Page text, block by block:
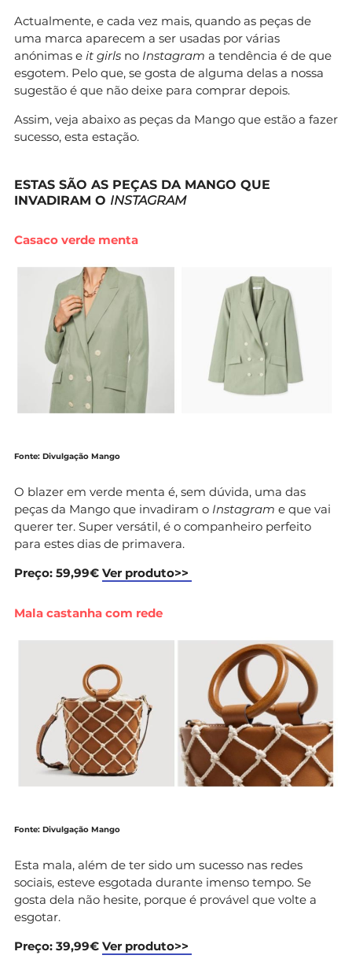
Actualmente, e cada vez mais, quando as peças de
uma marca aparecem a ser usadas por várias
anónimas e it girls no Instagram a tendência é de que
esgotem. Pelo que, se gosta de alguma delas a nossa
sugestão é que não deixe para comprar depois.
Assim, veja abaixo as peças da Mango que estão a fazer
sucesso, esta estação.
ESTAS SÃO AS PEÇAS DA MANGO QUE
INVADIRAM O INSTAGRAM
Casaco verde menta
Fonte: Divulgação Mango
O blazer em verde menta é, sem dúvida, uma das
peças da Mango que invadiram o Instagram e que vai
querer ter. Super versátil, é o companheiro perfeito
para estes dias de primavera.
Preço: 59,99€ Ver produto>>
Mala castanha com rede
Fonte: Divulgação Mango
Esta mala, além de ter sido um sucesso nas redes
sociais, esteve esgotada durante imenso tempo. Se
gosta dela não hesite, porque é provável que volte a
esgotar.
Preço: 39,99€ Ver produto>>